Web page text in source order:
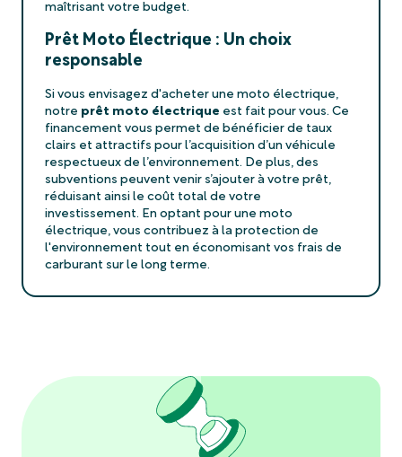
maîtrisant votre budget.
Prêt Moto Électrique : Un choix
responsable
Si vous envisagez d'acheter une moto électrique,
notre prêt moto électrique est fait pour vous. Ce
financement vous permet de bénéficier de taux
clairs et attractifs pour l’acquisition d’un véhicule
respectueux de l’environnement. De plus, des
subventions peuvent venir s’ajouter à votre prêt,
réduisant ainsi le coût total de votre
investissement. En optant pour une moto
électrique, vous contribuez à la protection de
l'environnement tout en économisant vos frais de
carburant sur le long terme.